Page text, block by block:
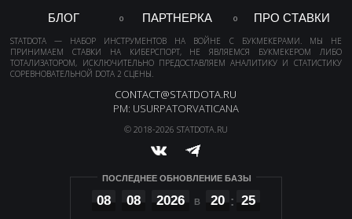
БЛОГ ПАРТНЕРКА ПРО СТАВКИ
STATDOTA — НАБОР ИНСТРУМЕНТОВ НА ВОЙНЕ С БУКМЕКЕРАМИ. МЫ НЕ
ПРИНИМАЕМ СТАВКИ НА КИБЕРСПОРТ, НЕ ЯВЛЯЕМСЯ БУКМЕКЕРОМ ЛИБО
ТОТАЛИЗАТОРОМ, ИСКЛЮЧИТЕЛЬНО ПРЕДОСТАВЛЯЕМ АНАЛИТИКУ И СТАТИСТИКУ
СОРЕВНОВАТЕЛЬНОЙ DOTA 2 СЦЕНЫ.
CONTACT@STATDOTA.RU
PM: USURPATORVATICANA
© 2018-2026 STATDOTA.RU
ПОСЛЕДНЕЕ ОБНОВЛЕНИЕ БАЗЫ
08 08 2026 20 25